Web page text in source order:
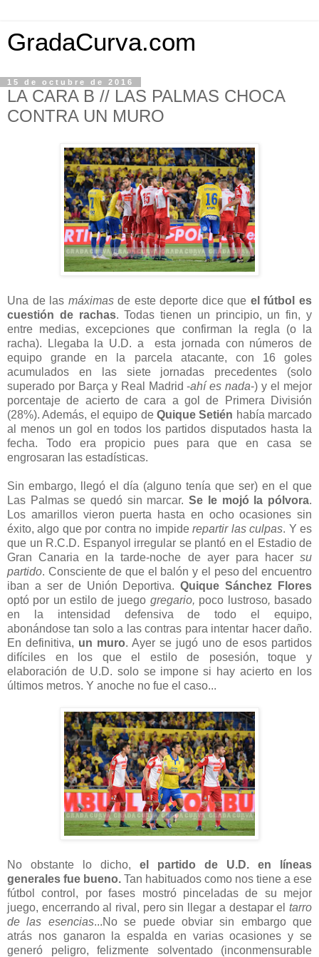
GradaCurva.com
15 de octubre de 2016
LA CARA B // LAS PALMAS CHOCA
CONTRA UN MURO
Una de las máximasde este deporte dice que el fútbol es
cuestión de rachas. Todas tienen un principio, un fin, y
entre medias, excepciones que confirman la regla (o la
racha). Llegaba la U.D. a esta jornada con números de
equipo grande en la parcela atacante, con 16 goles
acumulados en las siete jornadas precedentes (solo
superado por Barça y Real Madrid -ahí es nada-) y el mejor
porcentaje de acierto de cara a gol de Primera División
(28%). Además, el equipo de Quique Setién había marcado
al menos un gol en todos los partidos disputados hasta la
fecha. Todo era propicio pues para que en casa se
engrosaran las estadísticas.
Sin embargo, llegó el día (alguno tenía que ser) en el que
Las Palmas se quedó sin marcar.Se le mojó la pólvora.
Los amarillos vieron puerta hasta en ocho ocasiones sin
éxito, algo que por contra no impiderepartir las culpas. Y es
que un R.C.D. Espanyol irregular se plantó en el Estadio de
Gran Canaria en la tarde-noche de ayer para hacersu
partido. Consciente de que el balón y el peso del encuentro
iban a ser de Unión Deportiva.Quique Sánchez Flores
optó por un estilo de juego gregario, poco lustroso, basado
en la intensidad defensiva de todo el equipo,
abonándose tan solo a las contras para intentar hacer daño.
En definitiva, un muro. Ayer se jugó uno de esos partidos
difíciles en los que el estilo de posesión, toque y
elaboración de U.D. solo se impone si hay acierto en los
últimos metros. Y anoche no fue el caso...
No obstante lo dicho, el partido de U.D. en líneas
generales fue bueno. Tan habituados como nos tiene a ese
fútbol control, por fases mostró pinceladas de su mejor
juego, encerrando al rival, pero sin llegar a destapar el tarro
de las esencias...No se puede obviar sin embargo que
atrás nos ganaron la espalda en varias ocasiones y se
generó peligro, felizmente solventado (inconmensurable